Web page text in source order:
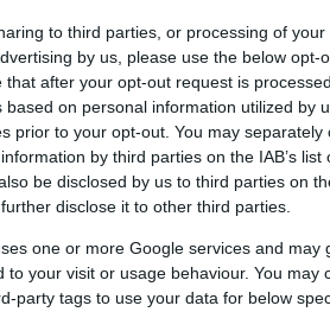
to third parties, or processing of
by us, please use the below opt-
after your opt-out request is
on personal information utilized by
prior to your opt-out. You may separately
by third parties on the IAB’s list
be disclosed by us to third parties on
disclose it to other third parties.
one or more Google services and may
to your visit or usage behaviour. You may
party tags to use your data for below